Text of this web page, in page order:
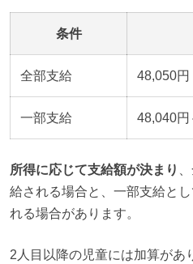
条件
全部支給 48,050円
一部支給 48,040円
所得に応じて支給額が決まり
給される場合と、一部支給と
れる場合があります。
2人目以降の児童には加算があ